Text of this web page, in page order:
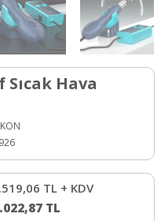
Hava
TL + KDV
TL